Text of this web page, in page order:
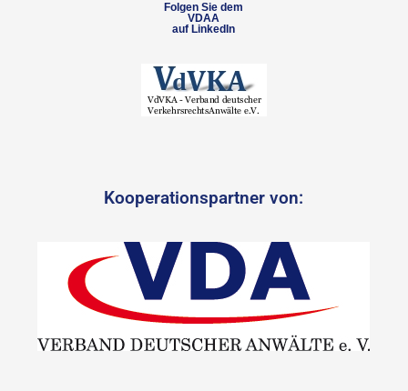
Folgen Sie dem
VDAA
auf LinkedIn
Kooperationspartner von: